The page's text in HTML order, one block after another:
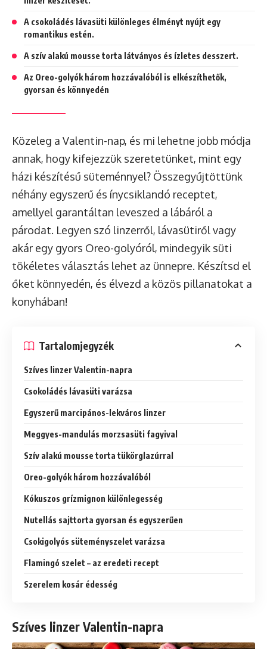
A csokoládés lávasüti különleges élményt nyújt egy
romantikus estén.
A szív alakú mousse torta látványos és ízletes desszert.
Az Oreo-golyók három hozzávalóból is elkészíthetők,
gyorsan és könnyedén
Közeleg a Valentin-nap, és mi lehetne jobb módja
annak, hogy kifejezzük szeretetünket, mint egy
házi készítésű süteménnyel? Összegyűjtöttünk
néhány egyszerű és ínycsiklandó receptet,
amellyel garantáltan leveszed a lábáról a
párodat. Legyen szó linzerről, lávasütiről vagy
akár egy gyors Oreo-golyóról, mindegyik süti
tökéletes választás lehet az ünnepre. Készítsd el
őket könnyedén, és élvezd a közös pillanatokat a
konyhában!
Tartalomjegyzék
Szíves linzer Valentin-napra
Csokoládés lávasüti varázsa
Egyszerű marcipános-lekváros linzer
Meggyes-mandulás morzsasüti fagyival
Szív alakú mousse torta tükörglazúrral
Oreo-golyók három hozzávalóból
Kókuszos grízmignon különlegesség
Nutellás sajttorta gyorsan és egyszerűen
Csokigolyós süteményszelet varázsa
Flamingó szelet – az eredeti recept
Szerelem kosár édesség
Szíves linzer Valentin-napra